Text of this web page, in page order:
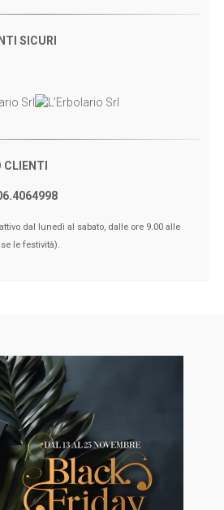
SICURI
CLIENTI
attivo dal lunedì al sabato, dalle ore 9.00 alle
le festività).
FRIDAY dal 13 a l 25
sconti fino al 50% Su
FRIDAY dal 13 a l 25
sconti fino al 50% Su
ed Estetica.